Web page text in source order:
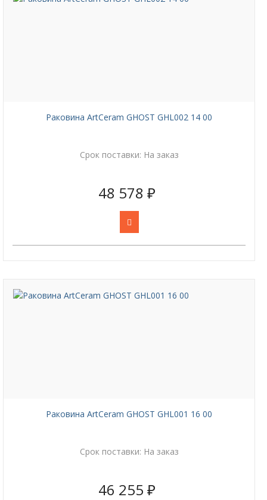
Раковина ArtCeram GHOST GHL002 14 00
Срок поставки: На заказ
48 578 ₽
Раковина ArtCeram GHOST GHL001 16 00
Срок поставки: На заказ
46 255 ₽